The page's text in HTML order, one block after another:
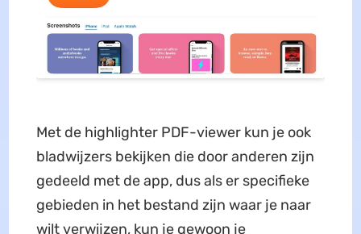
Met de highlighter PDF-viewer kun je ook
bladwijzers bekijken die door anderen zijn
gedeeld met de app, dus als er specifieke
gebieden in het bestand zijn waar je naar
wilt verwijzen, kun je gewoon je